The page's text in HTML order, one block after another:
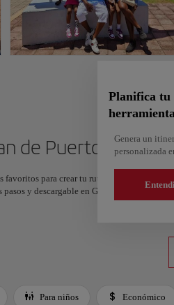
de Puerto Rico
para crear tu ruta y compartirla.
y descargable en Google Maps.
Planifica tu
Genera un
personalizada
Para niños Económico